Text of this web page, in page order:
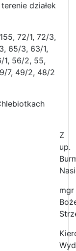
działek
72/1, 72/3,
65/3, 63/1,
1, 56/2, 55,
7, 49/2, 48/2
Z
up.
mgr